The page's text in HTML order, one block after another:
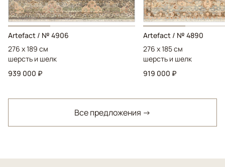
Artefact / № 4906
276 x 189 см
шерсть и шелк
939 000 ₽
Artefact / № 4890
276 x 185 см
шерсть и шелк
919 000 ₽
Все предложения →